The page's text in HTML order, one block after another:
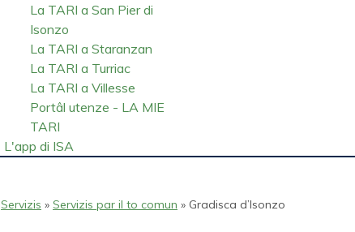
La TARI a San Pier di
Isonzo
La TARI a Staranzan
La TARI a Turriac
La TARI a Villesse
Portâl utenze - LA MIE
TARI
L'app di ISA
Servizis » Servizis par il to comun » Gradisca d’Isonzo